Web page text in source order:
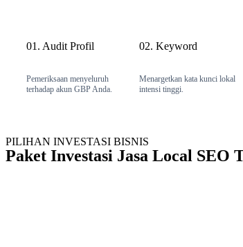
01. Audit Profil
Pemeriksaan menyeluruh
terhadap akun GBP Anda.
02. Keyword
Menargetkan kata kunci lokal
intensi tinggi.
PILIHAN INVESTASI BISNIS
Paket Investasi Jasa Local SEO